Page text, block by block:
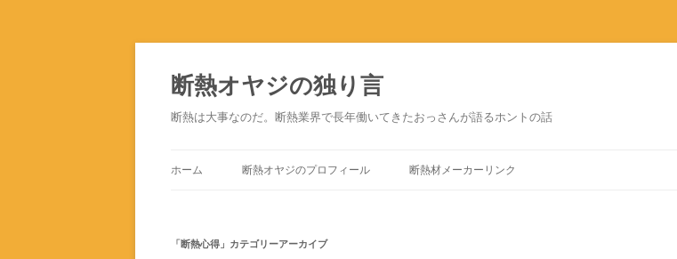
断熱オヤジの独り言
断熱は大事なのだ。断熱業界で長年働いてきたおっさんが語るホントの話
ホーム 断熱オヤジのプロフィール 断熱材メーカーリンク
「断熱心得 」カテゴリーアーカイブ